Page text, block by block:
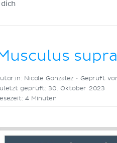
Nicole Gonzalez • Geprüft
geprüft: 30. Oktober 2023
4 Minuten